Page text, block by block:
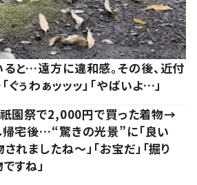
と…遠方に違和感。その後、近付
ぅわぁッッッ」「やばいよ…」
祇園祭で2,000円で買った着物→
帰宅後…“驚きの光景”に「良い
れましたね～」「お宝だ」「掘り
すね」